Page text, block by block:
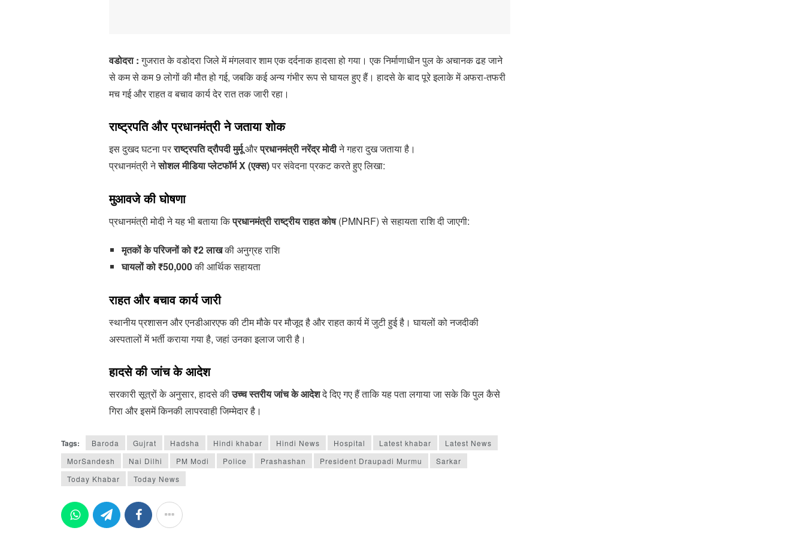
वडोदरा :गुजरात के वडोदरा जिले में मंगलवार शाम एक दर्दनाक हादसा हो गया। एक निर्माणाधीन पुल के अचानक ढह जाने
से कम से कम 9 लोगों की मौत हो गई, जबकि कई अन्य गंभीर रूप से घायल हुए हैं। हादसे के बाद पूरे इलाके में अफरा-तफरी
मच गई और राहत व बचाव कार्य देर रात तक जारी रहा।
राष्ट्रपति और प्रधानमंत्री ने जताया शोक
इस दुखद घटना परराष्ट्रपति द्रौपदी मुर्मूऔरप्रधानमंत्री नरेंद्र मोदीने गहरा दुख जताया है।
प्रधानमंत्री नेसोशल मीडिया प्लेटफॉर्म X (एक्स)पर संवेदना प्रकट करते हुए लिखा:
मुआवजे की घोषणा
प्रधानमंत्री मोदी ने यह भी बताया किप्रधानमंत्री राष्ट्रीय राहत कोष(PMNRF) से सहायता राशि दी जाएगी:
मृतकों के परिजनों को ₹2 लाखकी अनुग्रह राशि
घायलों को ₹50,000की आर्थिक सहायता
राहत और बचाव कार्य जारी
स्थानीय प्रशासन और एनडीआरएफ की टीम मौके पर मौजूद है और राहत कार्य में जुटी हुई है। घायलों को नजदीकी
अस्पतालों में भर्ती कराया गया है, जहां उनका इलाज जारी है।
हादसे की जांच के आदेश
सरकारी सूत्रों के अनुसार, हादसे कीउच्च स्तरीय जांच के आदेशदे दिए गए हैं ताकि यह पता लगाया जा सके कि पुल कैसे
गिरा और इसमें किनकी लापरवाही जिम्मेदार है।
Tags: Baroda Gujrat Hadsha Hindi khabar Hindi News Hospital Latest khabar
Latest News
MorSandesh
Nai Dilhi PM Modi Police Prashashan President Draupadi Murmu
Sarkar
Today Khabar
Today News